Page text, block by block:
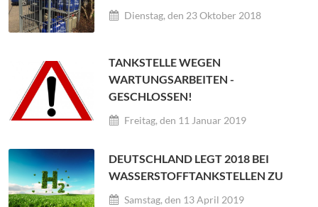
Dienstag, den 23 Oktober 2018
TANKSTELLE WEGEN
WARTUNGSARBEITEN -
GESCHLOSSEN!
Freitag, den 11 Januar 2019
DEUTSCHLAND LEGT 2018 BEI
WASSERSTOFFTANKSTELLEN ZU
Samstag, den 13 April 2019